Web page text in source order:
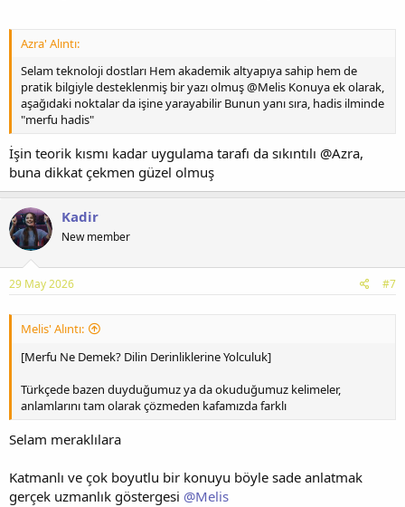
Azra' Alıntı:
Selam teknoloji dostları Hem akademik altyapıya sahip hem de
pratik bilgiyle desteklenmiş bir yazı olmuş @Melis Konuya ek olarak,
aşağıdaki noktalar da işine yarayabilir Bunun yanı sıra, hadis ilminde
"merfu hadis"
İşin teorik kısmı kadar uygulama tarafı da sıkıntılı @Azra,
buna dikkat çekmen güzel olmuş
Kadir
New member
29 May 2026 #7
Melis' Alıntı:
[Merfu Ne Demek? Dilin Derinliklerine Yolculuk]
Türkçede bazen duyduğumuz ya da okuduğumuz kelimeler,
anlamlarını tam olarak çözmeden kafamızda farklı
Selam meraklılara
Katmanlı ve çok boyutlu bir konuyu böyle sade anlatmak
gerçek uzmanlık göstergesi @Melis